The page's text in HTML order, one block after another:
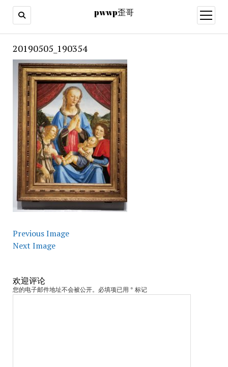
pwwp歪哥
open
menu
20190505_190354
Previous Image
Next Image
欢迎评论
您的电子邮件地址不会被公开。必填项已用 * 标记